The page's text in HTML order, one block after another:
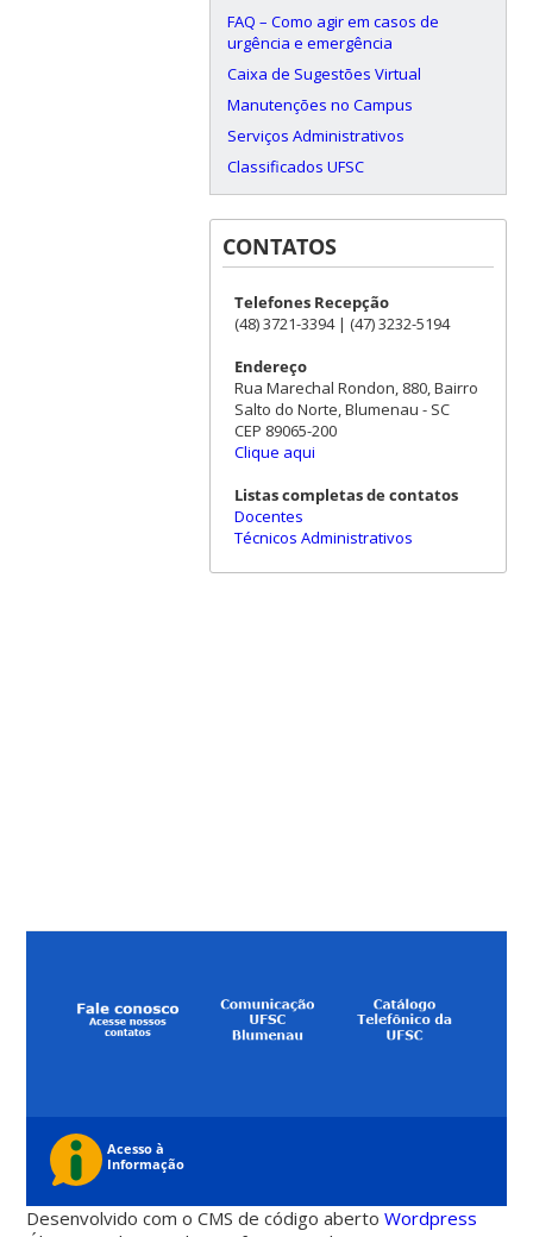
FAQ – Como agir em casos de
urgência e emergência
Caixa de Sugestões Virtual
Manutenções no Campus
Serviços Administrativos
Classificados UFSC
CONTATOS
Telefones Recepção
(48) 3721-3394 | (47) 3232-5194
Endereço
Rua Marechal Rondon, 880, Bairro
Salto do Norte, Blumenau - SC
CEP 89065-200
Clique aqui
Listas completas de contatos
Docentes
Técnicos Administrativos
Desenvolvido com o CMS de código abertoWordpress